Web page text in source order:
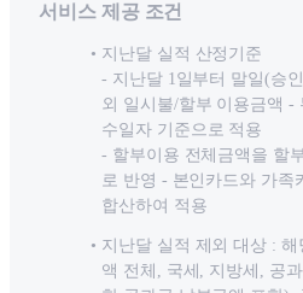
서비스 제공 조건
지난달 실적 산정기준
- 지난달 1일부터 말일(승
외 일시불/할부 이용금액 -
수일자 기준으로 적용
- 할부이용 전체금액을 할
로 반영 - 본인카드와 가족
합산하여 적용
지난달 실적 제외 대상 :
액 전체, 국세, 지방세, 공